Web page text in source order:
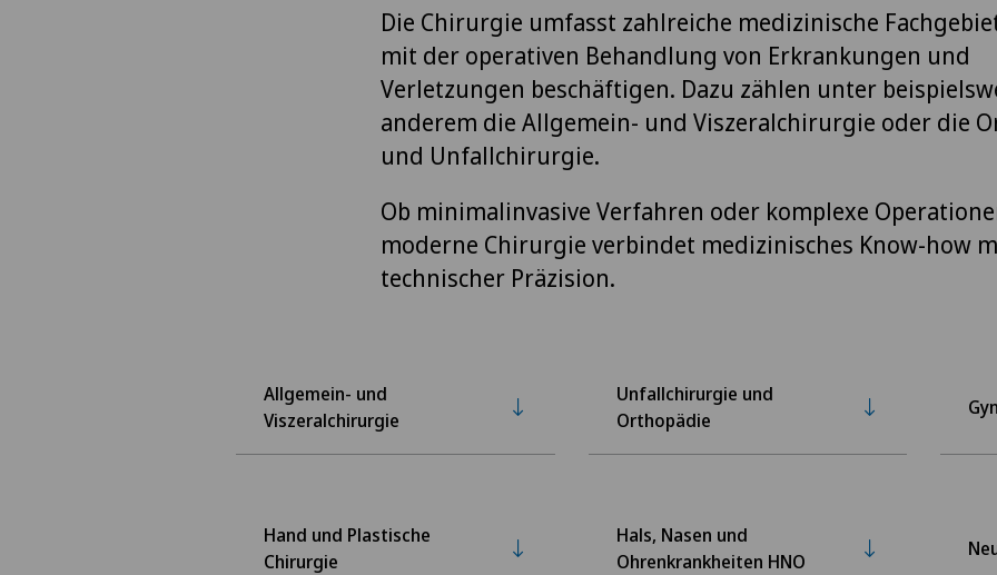
Die Chirurgie umfasst zahlreiche medizinische
mit der operativen Behandlung von Erkrankungen und
Verletzungen beschäftigen. Dazu zählen unter
anderem die Allgemein- und Viszeralchirurgie oder die
und Unfallchirurgie.
Ob minimalinvasive Verfahren oder komplexe
moderne Chirurgie verbindet medizinisches Know-how
technischer Präzision.
Allgemein- und
Viszeralchirurgie
Unfallchirurgie und
Orthopädie
Hand und Plastische
Chirurgie
Hals, Nasen und
Ohrenkrankheiten HNO